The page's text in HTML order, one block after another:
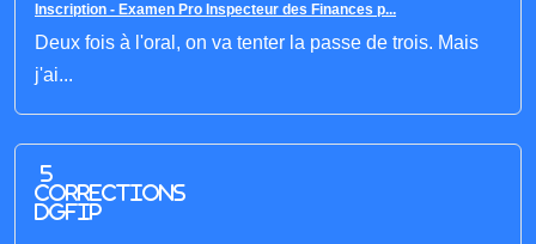
Inscription - Examen Pro Inspecteur des Finances p...
Deux fois à l'oral, on va tenter la passe de trois. Mais
j'ai...
5
corrections
DGFIP